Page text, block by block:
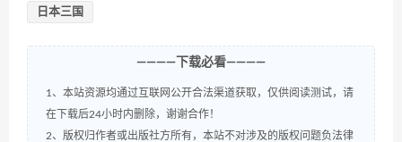
日本三国
————下载必看————
1、本站资源均通过互联网公开合法渠道获取，仅供阅读测试，请
在下载后24小时内删除，谢谢合作！
2、版权归作者或出版社方所有，本站不对涉及的版权问题负法律